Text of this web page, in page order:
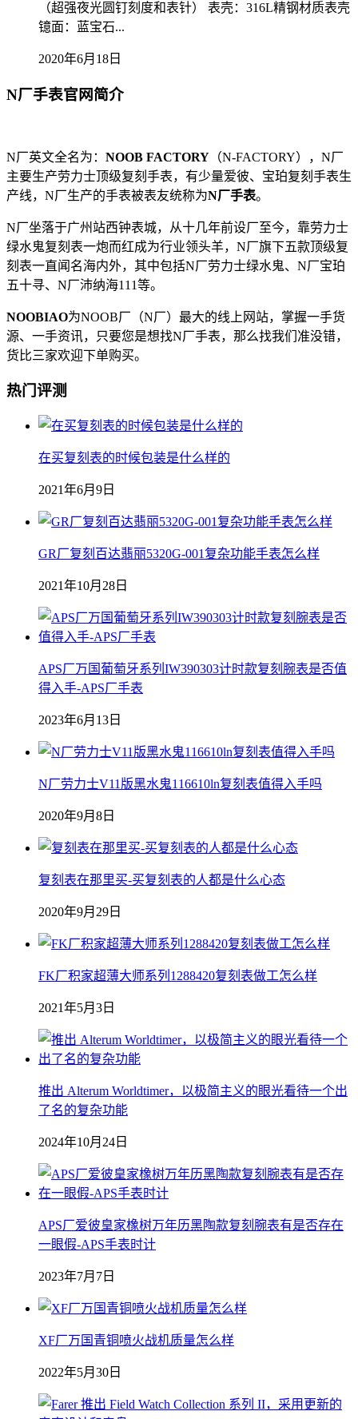
（超强夜光圆钉刻度和表针） 表壳：316L精钢材质表壳
镱面：蓝宝石...
2020年6月18日
N厂手表官网简介
N厂英文全名为： NOOB FACTORY （N-FACTORY），N厂
主要生产劳力士顶级复刻手表，有少量爱彼、宝珀复刻手表生
产线，N厂生产的手表被表友统称为N厂手表。
N厂坐落于广州站西钟表城，从十几年前设厂至今，靠劳力士
绿水鬼复刻表一炮而红成为行业领头羊，N厂旗下五款顶级复
刻表一直闻名海内外，其中包括N厂劳力士绿水鬼、N厂宝珀
五十寻、N厂沛纳海111等。
NOOBIAO为NOOB厂（N厂）最大的线上网站，掌握一手货
源、一手资讯，只要您是想找N厂手表，那么找我们准没错，
货比三家欢迎下单购买。
热门评测
在买复刻表的时候包装是什么样的
2021年6月9日
GR厂复刻百达翡丽5320G-001复杂功能手表怎么样
2021年10月28日
APS厂万国葡萄牙系列IW390303计时款复刻腕表是否值
得入手-APS厂手表
2023年6月13日
N厂劳力士V11版黑水鬼116610ln复刻表值得入手吗
2020年9月8日
复刻表在那里买-买复刻表的人都是什么心态
2020年9月29日
FK厂积家超薄大师系列1288420复刻表做工怎么样
2021年5月3日
推出 Alterum Worldtimer，以极简主义的眼光看待一个出
了名的复杂功能
2024年10月24日
APS厂爱彼皇家橡树万年历黑陶款复刻腕表有是否存在
一眼假-APS手表时计
2023年7月7日
XF厂万国青铜喷火战机质量怎么样
2022年5月30日